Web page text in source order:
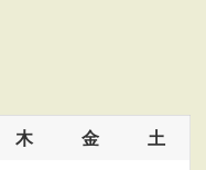
木 金 土